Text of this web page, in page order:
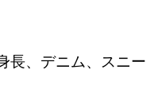
長、デニム、スニー